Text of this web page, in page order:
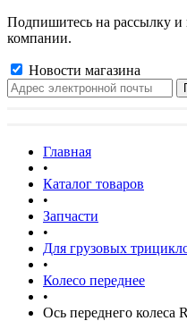
Подпишитесь на рассылку и
компании.
Новости магазина
Главная
•
Каталог товаров
•
Запчасти
•
Для грузовых
•
Колесо переднее
•
Ось переднего